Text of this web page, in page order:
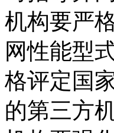
机构要严
网性能型
格评定国
的第三方